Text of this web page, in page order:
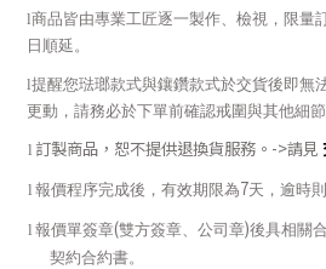
l商品皆由專業工匠逐一製作、檢視，限量
日順延。
l提醒您琺瑯款式與鑲鑽款式於交貨後即無
更動，請務必於下單前確認戒圍與其他細節
l 訂製商品，恕不提供退換貨服務。 ->請見
l 報價程序完成後，有效期限為7天，逾時
l 報價單簽章(雙方簽章、公司章)後具相關
契約合約書。